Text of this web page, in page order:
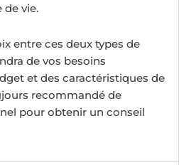
vie.
entre ces deux types de
de vos besoins
et des caractéristiques de
recommandé de
pour obtenir un conseil